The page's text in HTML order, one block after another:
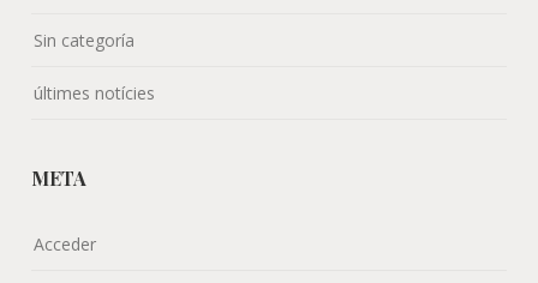
Sin categoría
últimes notícies
META
Acceder